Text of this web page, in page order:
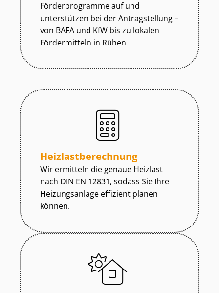
Förderprogramme auf und
unterstützen bei der Antragstellung –
von BAFA und KfW bis zu lokalen
Fördermitteln in Rühen.
Heiz­last­be­rech­nung
Wir ermitteln die genaue Heizlast
nach DIN EN 12831, sodass Sie Ihre
Heizungsanlage effizient planen
können.